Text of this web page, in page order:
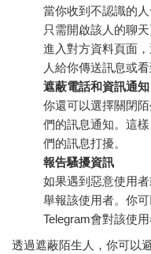
當你收到不認識的
只需開啟該人的聊
進入對方資料頁面
人給你傳送訊息或
遮蔽電話和資訊通知
你還可以選擇關閉
們的訊息通知。這
們的訊息打擾。
報告騷擾資訊
如果遇到惡意使用
舉報該使用者。你可
Telegram會對該使
透過遮蔽陌生人，你可以